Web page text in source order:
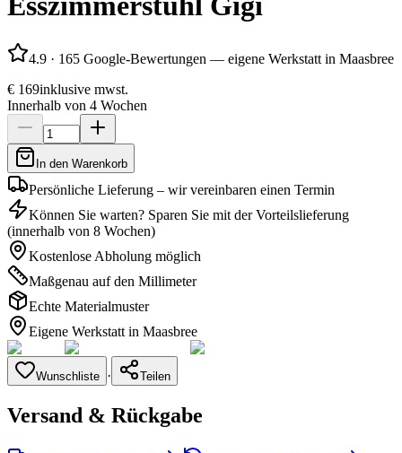
4.9 · 165 Google-Bewertungen — eigene Werkstatt in Maasbree
€ 169inklusive mwst.
Innerhalb von 4 Wochen
In den Warenkorb
Persönliche Lieferung – wir vereinbaren einen Termin
Können Sie warten? Sparen Sie mit der Vorteilslieferung
(innerhalb von 8 Wochen)
Kostenlose Abholung möglich
Maßgenau auf den Millimeter
Echte Materialmuster
Eigene Werkstatt in Maasbree
Wunschliste · Teilen
Versand & Rückgabe